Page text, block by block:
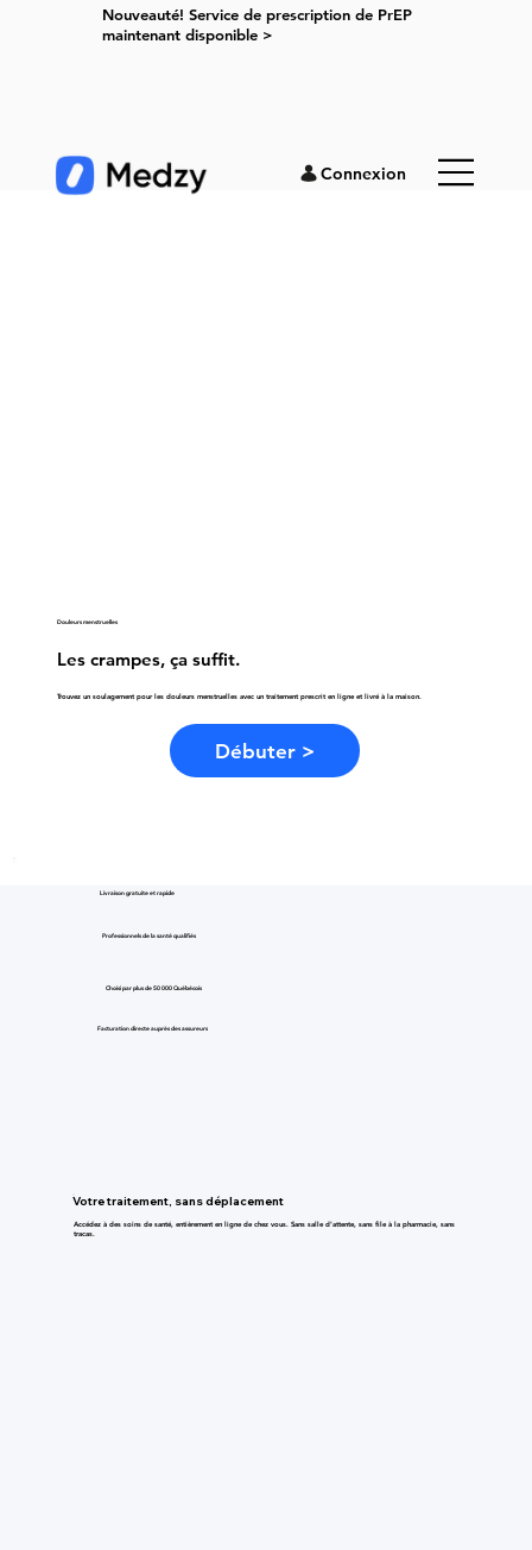
Nouveauté! Service de prescription de PrEP
maintenant disponible >
Connexion
Douleurs menstruelles
Les crampes, ça suffit.
Trouvez un soulagement pour les douleurs menstruelles avec un traitement prescrit en ligne et livré à la maison.
Débuter >
Livraison gratuite et rapide
Facturation directe auprès des assureurs
Choisi par plus de 50 000 Québécois
Professionnels de la santé qualifiés
Votre traitement, sans déplacement
Accédez à des soins de santé, entièrement en ligne de chez vous. Sans salle d’attente, sans file à la pharmacie, sans
tracas.